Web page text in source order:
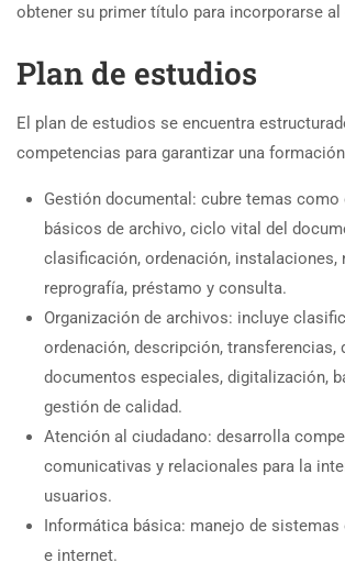
obtener su primer título para incorporarse
Plan de estudios
El plan de estudios se encuentra
competencias para garantizar una
Gestión documental: cubre temas como
básicos de archivo, ciclo vital del
clasificación, ordenación, instalaciones,
reprografía, préstamo y consulta.
Organización de archivos: incluye
ordenación, descripción, transferencias,
documentos especiales, digitalización,
gestión de calidad.
Atención al ciudadano: desarrolla
comunicativas y relacionales para la
usuarios.
Informática básica: manejo de
e internet.